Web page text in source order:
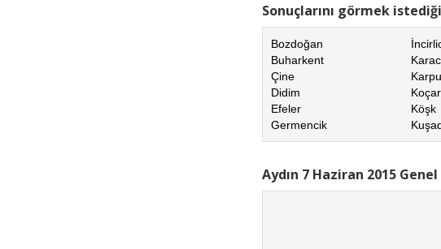
Sonuçlarını görmek
Bozdoğan
Buharkent
Çine
Didim
Efeler
Germencik
Köşk
Aydın 7 Haziran 2015